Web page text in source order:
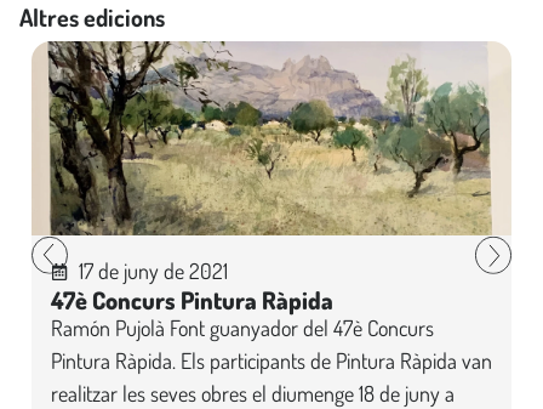
Altres edicions
17 de juny de 2021
47è Concurs Pintura Ràpida
Ramón Pujolà Font guanyador del 47è Concurs
Pintura Ràpida. Els participants de Pintura Ràpida van
realitzar les seves obres el diumenge 18 de juny a